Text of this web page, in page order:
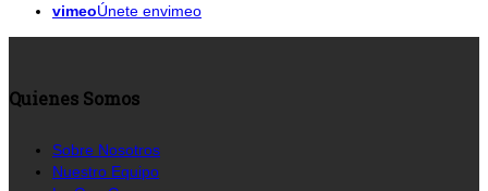
vimeoÚnete envimeo
Quienes Somos
Sobre Nosotros
Nuestro Equipo